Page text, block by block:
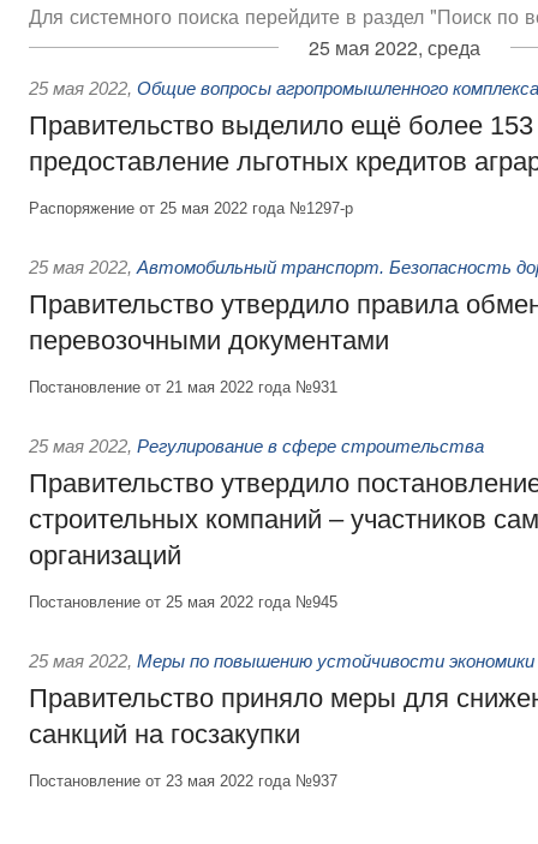
Для системного поиска перейдите в раздел "Поиск по
25 мая 2022, среда
25 мая 2022, Общие вопросы агропромышленного комплекса
Правительство выделило ещё более
предоставление льготных кредитов
Распоряжение от 25 мая 2022 года №1297-р
25 мая 2022, Автомобильный транспорт. Безопасность
Правительство утвердило правила
перевозочными документами
Постановление от 21 мая 2022 года №931
25 мая 2022, Регулирование в сфере строительства
Правительство утвердило
строительных компаний – участников
организаций
Постановление от 25 мая 2022 года №945
25 мая 2022, Меры по повышению устойчивости экономики
Правительство приняло меры для
санкций на госзакупки
Постановление от 23 мая 2022 года №937